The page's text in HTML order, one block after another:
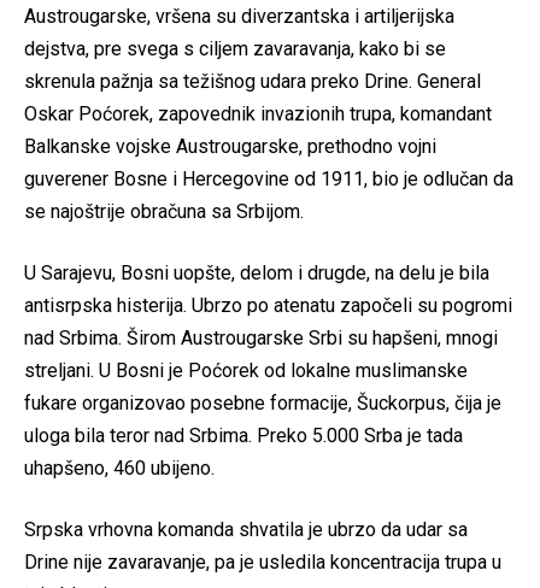
Austrougarske, vršena su diverzantska i artiljerijska
dejstva, pre svega s ciljem zavaravanja, kako bi se
skrenula pažnja sa težišnog udara preko Drine. General
Oskar Poćorek, zapovednik invazionih trupa, komandant
Balkanske vojske Austrougarske, prethodno vojni
guverener Bosne i Hercegovine od 1911, bio je odlučan da
se najoštrije obračuna sa Srbijom.
U Sarajevu, Bosni uopšte, delom i drugde, na delu je bila
antisrpska histerija. Ubrzo po atenatu započeli su pogromi
nad Srbima. Širom Austrougarske Srbi su hapšeni, mnogi
streljani. U Bosni je Poćorek od lokalne muslimanske
fukare organizovao posebne formacije, Šuckorpus, čija je
uloga bila teror nad Srbima. Preko 5.000 Srba je tada
uhapšeno, 460 ubijeno.
Srpska vrhovna komanda shvatila je ubrzo da udar sa
Drine nije zavaravanje, pa je usledila koncentracija trupa u